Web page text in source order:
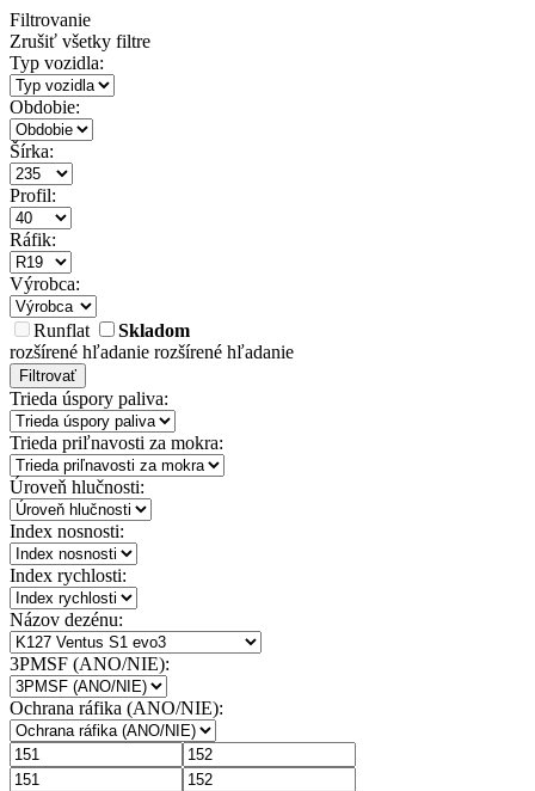
Filtrovanie
Zrušiť všetky filtre
Typ vozidla:
Obdobie:
Šírka:
Profil:
Ráfik:
Výrobca:
Runflat
Skladom
rozšírené hľadanie rozšírené hľadanie
Filtrovať
Trieda úspory paliva:
Trieda priľnavosti za mokra:
Úroveň hlučnosti:
Index nosnosti:
Index rychlosti:
Názov dezénu:
3PMSF (ANO/NIE):
Ochrana ráfika (ANO/NIE):